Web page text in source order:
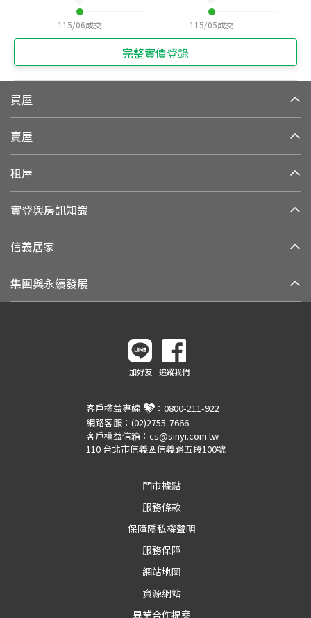
115/06成交 115/05成交
完整實價登錄
買屋
賣屋
租屋
實登與房訊知識
信義居家
集團與永續發展
加好友 追蹤我們
客戶權益專線 ： 0800-211-922
網路客服： (02)2755-7666
客戶權益信箱： cs@sinyi.com.tw
110 台北市信義區信義路五段100號
門市據點
服務條款
保障隱私權聲明
服務保障
網站地圖
資源網站
異業合作提案